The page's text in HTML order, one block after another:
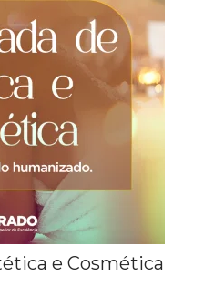
e Cosmética